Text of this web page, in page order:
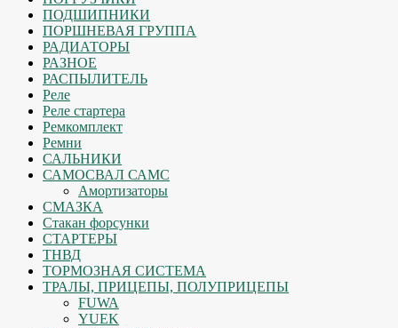
ПОДШИПНИКИ
ПОРШНЕВАЯ ГРУППА
РАДИАТОРЫ
РАЗНОЕ
РАСПЫЛИТЕЛЬ
Реле
Реле стартера
Ремкомплект
Ремни
САЛЬНИКИ
САМОСВАЛ САМС
Амортизаторы
СМАЗКА
Стакан форсунки
СТАРТЕРЫ
ТНВД
ТОРМОЗНАЯ СИСТЕМА
ТРАЛЫ, ПРИЦЕПЫ, ПОЛУПРИЦЕПЫ
FUWA
YUEK